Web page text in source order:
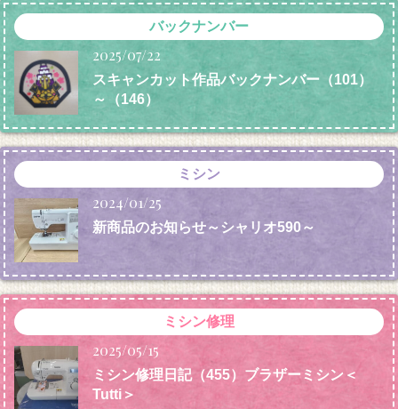
バックナンバー
2025/07/22
スキャンカット作品バックナンバー（101）
～（146）
ミシン
2024/01/25
新商品のお知らせ～シャリオ590～
ミシン修理
2025/05/15
ミシン修理日記（455）ブラザーミシン＜
Tutti＞